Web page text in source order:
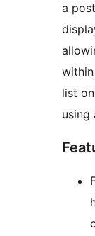
a
list
using